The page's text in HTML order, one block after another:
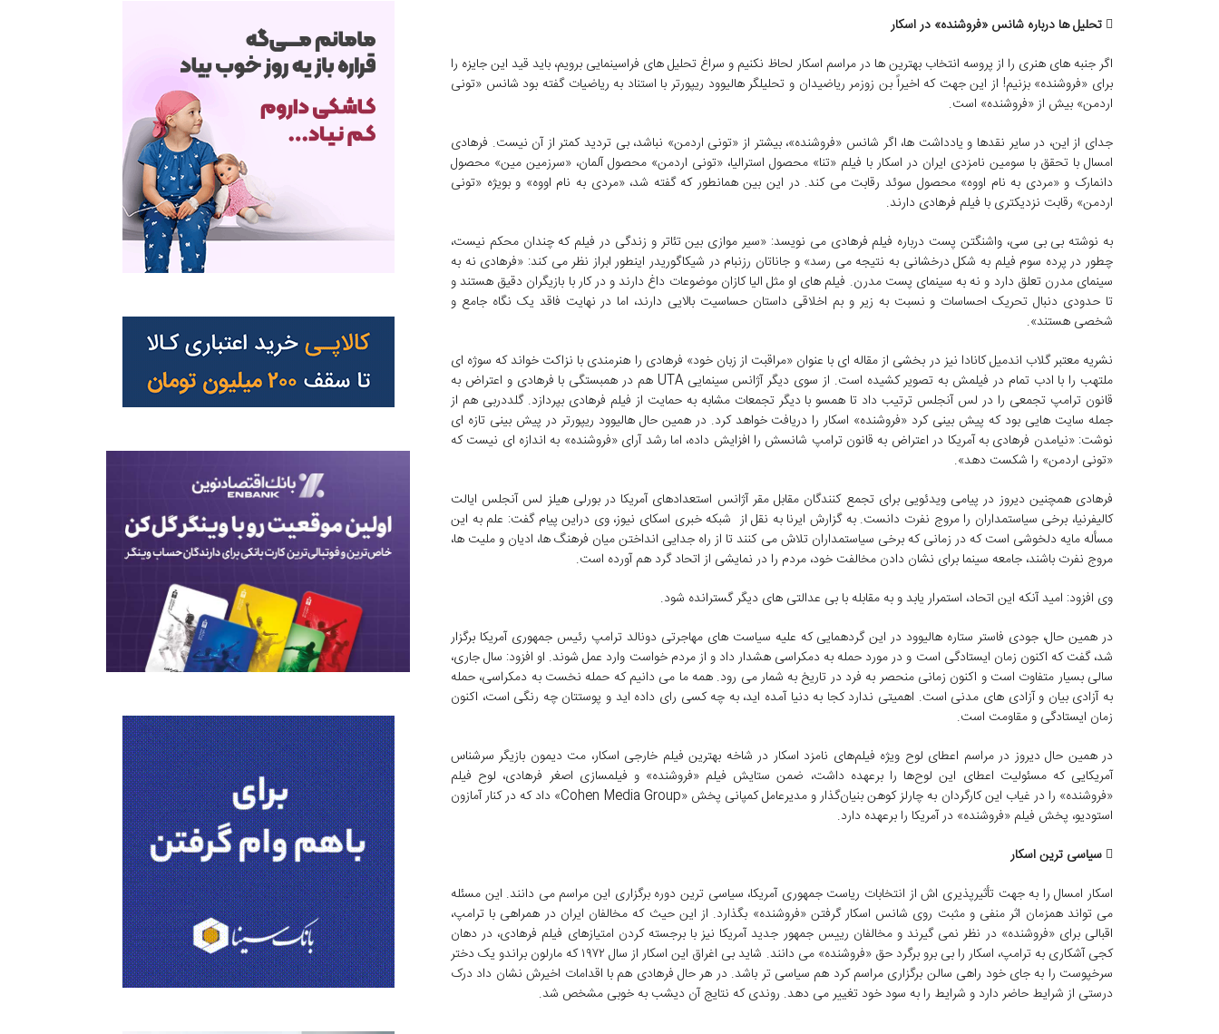
 تحلیل ها درباره شانس «فروشنده» در اسکار
اگر جنبه های هنری را از پروسه انتخاب بهترین ها در مراسم اسکار لحاظ نکنیم و سراغ تحلیل های فراسینمایی برویم، باید قید این جایزه را
برای «فروشنده» بزنیم! از این جهت که اخیراً بن زوزمر ریاضیدان و تحلیلگر هالیوود ریپورتر با استناد به ریاضیات گفته بود شانس «تونی
اردمن» بیش از «فروشنده» است.
جدای از این، در سایر نقدها و یادداشت ها، اگر شانس «فروشنده»، بیشتر از «تونی اردمن» نباشد، بی تردید کمتر از آن نیست. فرهادی
امسال با تحقق با سومین نامزدی ایران در اسکار با فیلم «تنا» محصول استرالیا، «تونی اردمن» محصول آلمان، «سرزمین مین» محصول
دانمارک و «مردی به نام اووه» محصول سوئد رقابت می کند. در این بین همانطور که گفته شد، «مردی به نام اووه» و بویژه «تونی
اردمن» رقابت نزدیکتری با فیلم فرهادی دارند.
به نوشته بی بی سی، واشنگتن پست درباره فیلم فرهادی می نویسد: «سیر موازی بین تئاتر و زندگی در فیلم که چندان محکم نیست،
چطور در پرده سوم فیلم به شکل درخشانی به نتیجه می رسد» و جاناتان رزنبام در شیکاگوریدر اینطور ابراز نظر می کند: «فرهادی نه به
سینمای مدرن تعلق دارد و نه به سینمای پست مدرن. فیلم های او مثل الیا کازان موضوعات داغ دارند و در کار با بازیگران دقیق هستند و
تا حدودی دنبال تحریک احساسات و نسبت به زیر و بم اخلاقی داستان حساسیت بالایی دارند، اما در نهایت فاقد یک نگاه جامع و
شخصی هستند».
نشریه معتبر گلاب اندمیل کانادا نیز در بخشی از مقاله ای با عنوان «مراقبت از زبان خود» فرهادی را هنرمندی با نزاکت خواند که سوژه ای
ملتهب را با ادب تمام در فیلمش به تصویر کشیده است. از سوی دیگر آژانس سینمایی UTA هم در همبستگی با فرهادی و اعتراض به
قانون ترامپ تجمعی را در لس آنجلس ترتیب داد تا همسو با دیگر تجمعات مشابه به حمایت از فیلم فرهادی بپردازد. گلددربی هم از
جمله سایت هایی بود که پیش بینی کرد «فروشنده» اسکار را دریافت خواهد کرد. در همین حال هالیوود ریپورتر در پیش بینی تازه ای
نوشت: «نیامدن فرهادی به آمریکا در اعتراض به قانون ترامپ شانسش را افزایش داده، اما رشد آرای «فروشنده» به اندازه ای نیست که
«تونی اردمن» را شکست دهد».
فرهادی همچنین دیروز در پیامی ویدئویی برای تجمع کنندگان مقابل مقر آژانس استعدادهای آمریکا در بورلی هیلز لس آنجلس ایالت
کالیفرنیا، برخی سیاستمداران را مروج نفرت دانست. به گزارش ایرنا به نقل از شبکه خبری اسکای نیوز، وی دراین پیام گفت: علم به این
مسأله مایه دلخوشی است که در زمانی که برخی سیاستمداران تلاش می کنند تا از راه جدایی انداختن میان فرهنگ ها، ادیان و ملیت ها،
مروج نفرت باشند، جامعه سینما برای نشان دادن مخالفت خود، مردم را در نمایشی از اتحاد گرد هم آورده است.
وی افزود: امید آنکه این اتحاد، استمرار یابد و به مقابله با بی عدالتی های دیگر گسترانده شود.
در همین حال، جودی فاستر ستاره هالیوود در این گردهمایی که علیه سیاست های مهاجرتی دونالد ترامپ رئیس جمهوری آمریکا برگزار
شد، گفت که اکنون زمان ایستادگی است و در مورد حمله به دمکراسی هشدار داد و از مردم خواست وارد عمل شوند. او افزود: سال جاری،
سالی بسیار متفاوت است و اکنون زمانی منحصر به فرد در تاریخ به شمار می رود. همه ما می دانیم که حمله نخست به دمکراسی، حمله
به آزادی بیان و آزادی های مدنی است. اهمیتی ندارد کجا به دنیا آمده اید، به چه کسی رای داده اید و پوستتان چه رنگی است، اکنون
زمان ایستادگی و مقاومت است.
در همین حال دیروز در مراسم اعطای لوح ویژه فیلم‌های نامزد اسکار در شاخه بهترین فیلم خارجی اسکار، مت دیمون بازیگر سرشناس
آمریکایی که مسئولیت اعطای این لوح‌ها را برعهده داشت، ضمن ستایش فیلم «فروشنده» و فیلمسازی اصغر فرهادی، لوح فیلم
«فروشنده» را در غیاب این کارگردان به چارلز کوهن بنیان‌گذار و مدیرعامل کمپانی پخش «Cohen Media Group» داد که در کنار آمازون
استودیو، پخش فیلم «فروشنده» در آمریکا را برعهده دارد.
 سیاسی ترین اسکار
اسکار امسال را به جهت تأثیرپذیری اش از انتخابات ریاست جمهوری آمریکا، سیاسی ترین دوره برگزاری این مراسم می دانند. این مسئله
می تواند همزمان اثر منفی و مثبت روی شانس اسکار گرفتن «فروشنده» بگذارد. از این حیث که مخالفان ایران در همراهی با ترامپ،
اقبالی برای «فروشنده» در نظر نمی گیرند و مخالفان رییس جمهور جدید آمریکا نیز با برجسته کردن امتیازهای فیلم فرهادی، در دهان
کجی آشکاری به ترامپ، اسکار را بی برو برگرد حق «فروشنده» می دانند. شاید بی اغراق این اسکار از سال ۱۹۷۲ که مارلون براندو یک دختر
سرخپوست را به جای خود راهی سالن برگزاری مراسم کرد هم سیاسی تر باشد. در هر حال فرهادی هم با اقدامات اخیرش نشان داد درک
درستی از شرایط حاضر دارد و شرایط را به سود خود تغییر می دهد. روندی که نتایج آن دیشب به خوبی مشخص شد.